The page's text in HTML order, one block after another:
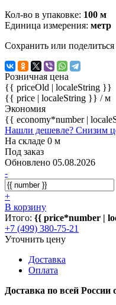
Кол-во в упаковке: 100 м
Единица измерения: метр
Сохранить или
Розничная цена
{{ priceOld | localeString }}
{{ price | localeString }} / м
Экономия
{{ economy*number |
Нашли дешевле? Снизим
На складе 0 м
Под заказ
Обновлено 05.08.2026
-
+
В корзину
Итого: {{ price*number |
+7 (499) 380-75-21
Уточнить цену
Доставка
Оплата
Доставка по всей